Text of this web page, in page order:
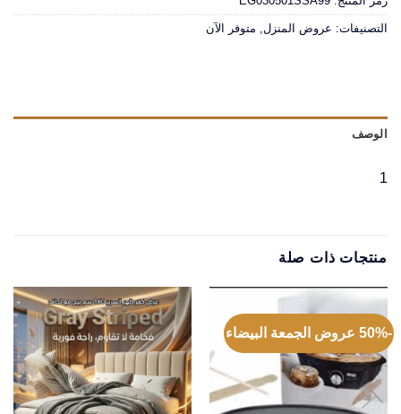
التصنيفات: عروض المنزل, متوفر الآن
الوصف
1
منتجات ذات صلة
-50% عروض الجمعة البيضاء